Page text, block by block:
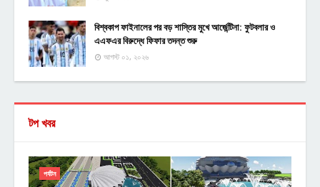
বিশ্বকাপ ফাইনালের পর বড় শাস্তির মুখে আর্জেন্টিনা: ফুটবলার ও
এএফএর বিরুদ্ধে ফিফার তদন্ত শুরু
আগস্ট ০১, ২০২৬
টপ খবর
পর্যটন